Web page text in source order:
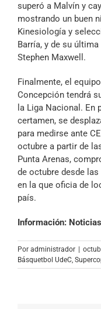
superó a Malvín y
mostrando un buen
Kinesiología y
Barría, y de su
Stephen Maxwell.
Finalmente, el
Concepción tendrá
la Liga Nacional. En
certamen, se
para medirse ante
octubre a partir de
Punta Arenas,
de octubre desde
en la que oficia de
país.
Información:
Por administrador
Básquetbol UdeC,